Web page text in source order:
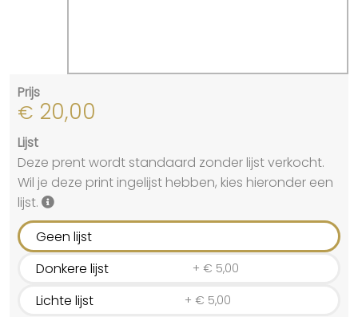
Prijs
€ 20,00
Lijst
Deze prent wordt standaard zonder lijst verkocht.
Wil je deze print ingelijst hebben, kies hieronder een
lijst.
Geen lijst
Donkere lijst
+ € 5,00
Lichte lijst + € 5,00